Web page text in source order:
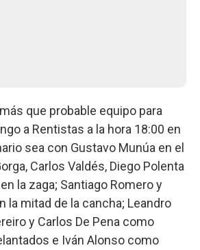
que probable equipo para
a Rentistas a la hora 18:00 en
sea con Gustavo Munúa en el
Carlos Valdés, Diego Polenta
la zaga; Santiago Romero y
la mitad de la cancha; Leandro
y Carlos De Pena como
e Iván Alonso como